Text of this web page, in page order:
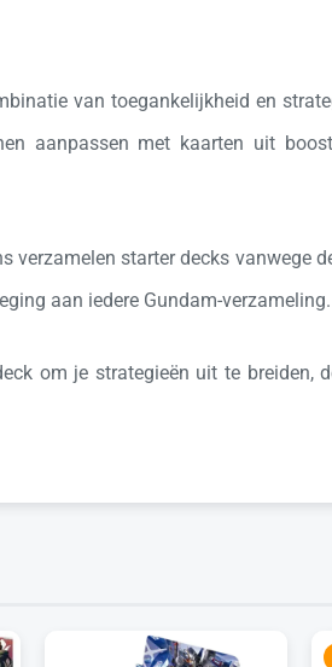
van toegankelijkheid en
aanpassen met kaarten uit
starter decks vanwege
aan iedere Gundam-verzameling.
om je strategieën uit te breiden,